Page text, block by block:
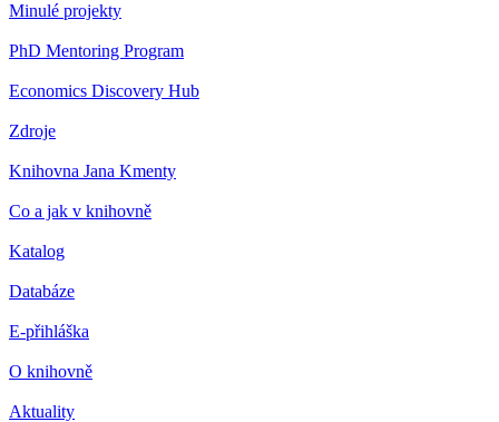
Minulé projekty
PhD Mentoring Program
Economics Discovery Hub
Zdroje
Knihovna Jana Kmenty
Co a jak v knihovně
Katalog
Databáze
E-přihláška
O knihovně
Aktuality